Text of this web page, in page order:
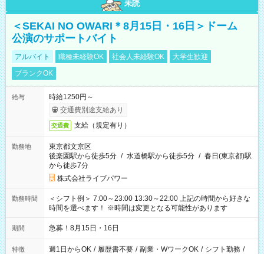
未読
＜SEKAI NO OWARI＊8月15日・16日＞ドーム
公演のサポートバイト
アルバイト 職種未経験OK 社会人未経験OK
大学生歓迎
ブランクOK
給与
時給1250円～
交通費別途支給あり
交通費 支給（規定有り）
勤務地
東京都文京区
後楽園駅から徒歩5分 / 水道橋駅から徒歩5分 / 春日(東京都)駅
から徒歩7分
株式会社ライブパワー
勤務時間
＜シフト例＞ 7:00～23:00 13:30～22:00 上記の時間から好きな
時間を選べます！ ※時間は変更となる可能性があります
期間 急募！8月15日・16日
特徴 週1日からOK / 履歴書不要 / 副業・WワークOK / シフト勤務 /